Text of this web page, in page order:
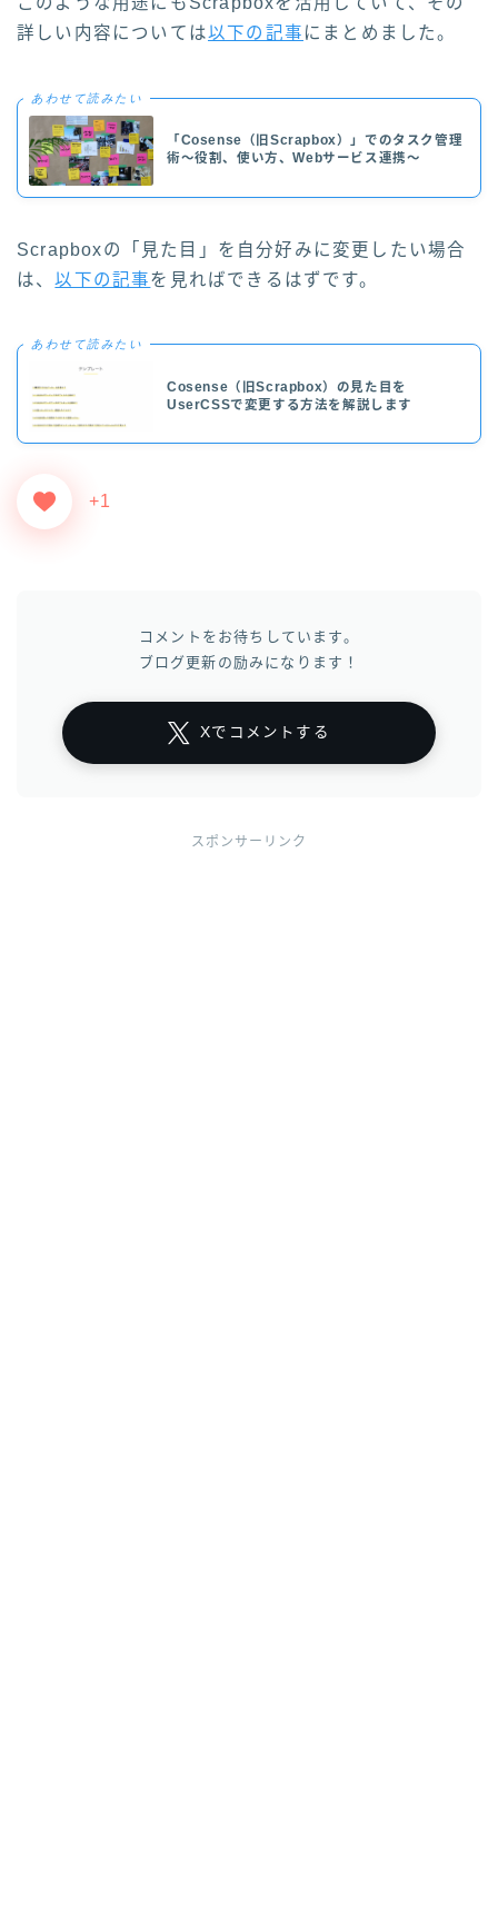
詳しい内容については以下の記事 にまとめました。
あわせて読みたい
「Cosense（旧Scrapbox）」でのタスク管理
術〜役割、使い方、Webサービス連携〜
Scrapboxの「見た目」を自分好みに変更したい場合
は、以下の記事を見ればできるはずです。
あわせて読みたい
Cosense（旧Scrapbox）の見た目を
UserCSSで変更する方法を解説します
+1
コメントをお待ちしています。
ブログ更新の励みになります！
Xでコメントする
スポンサーリンク